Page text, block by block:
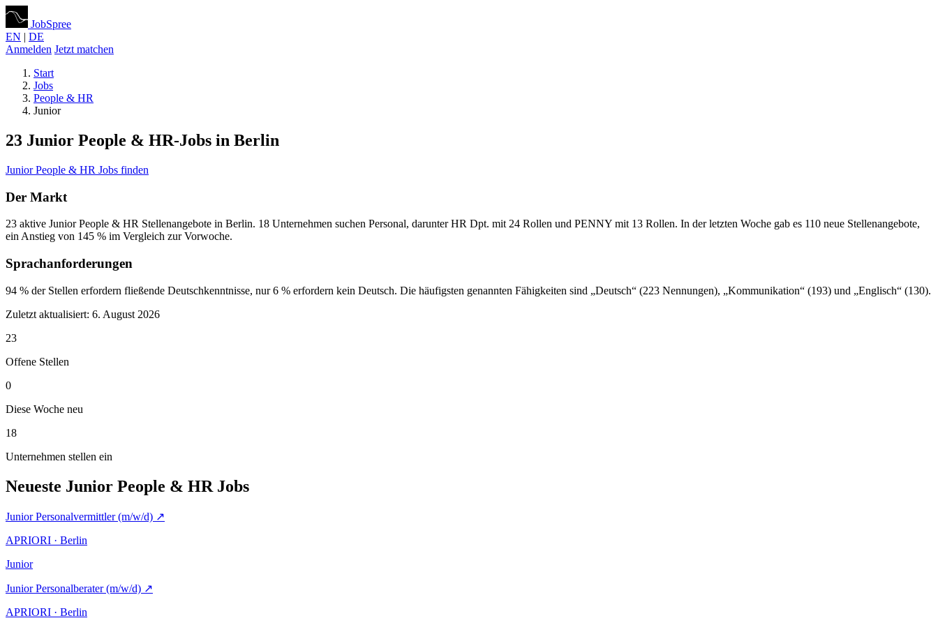
JobSpree
EN | DE
Anmelden Jetzt matchen
Start
Jobs
People & HR
Junior
23 Junior People & HR-Jobs in Berlin
Junior People & HR Jobs finden
Der Markt
23 aktive Junior People & HR Stellenangebote in Berlin. 18 Unternehmen suchen Personal, darunter HR Dpt. mit 24 Rollen und PENNY mit 13 Rollen. In der letzten Woche gab es 110 neue Stellenangebote,
ein Anstieg von 145 % im Vergleich zur Vorwoche.
Sprachanforderungen
94 % der Stellen erfordern fließende Deutschkenntnisse, nur 6 % erfordern kein Deutsch. Die häufigsten genannten Fähigkeiten sind „Deutsch“ (223 Nennungen), „Kommunikation“ (193) und „Englisch“ (130).
Zuletzt aktualisiert: 6. August 2026
23
Offene Stellen
0
Diese Woche neu
18
Unternehmen stellen ein
Neueste Junior People & HR Jobs
Junior Personalvermittler (m/w/d) ↗
APRIORI · Berlin
Junior
Junior Personalberater (m/w/d) ↗
APRIORI · Berlin